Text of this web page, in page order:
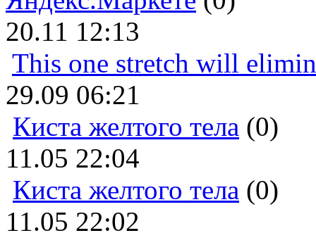
20.11 12:13
This one stretch will
29.09 06:21
Киста желтого тела (0)
11.05 22:04
Киста желтого тела (0)
11.05 22:02